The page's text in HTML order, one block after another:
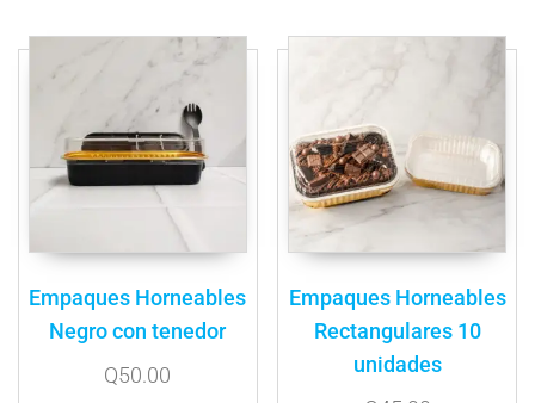
Empaques Horneables
Negro con tenedor
Q50.00
Empaques Horneables
Rectangulares 10
unidades